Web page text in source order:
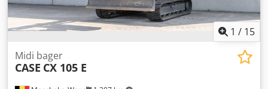
1 / 15
Midi bager
CASE CX 105 E